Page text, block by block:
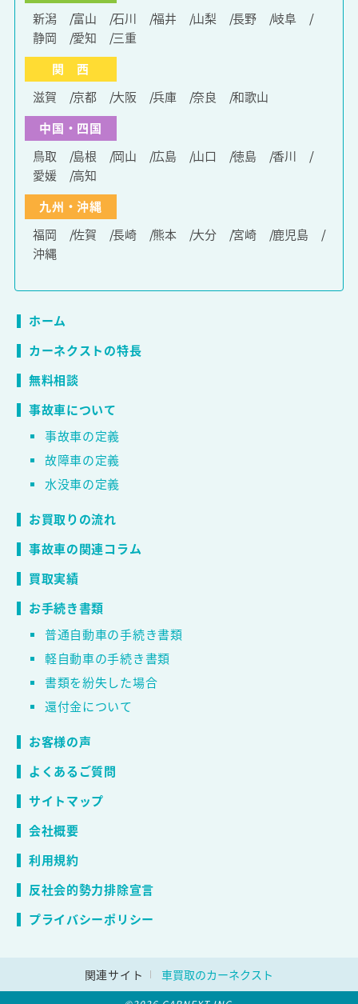
新潟
富山 石川 福井 山梨 長野
岐阜
静岡
愛知
三重
関 西
滋賀
京都 大阪 兵庫 奈良
和歌山
中国・四国
鳥取
島根 岡山 広島 山口 徳島
香川
愛媛
高知
九州・沖縄
福岡
佐賀 長崎 熊本 大分 宮崎
鹿児島
沖縄
ホーム
カーネクストの特長
無料相談
事故車について
事故車の定義
故障車の定義
水没車の定義
お買取りの流れ
事故車の関連コラム
買取実績
お手続き書類
普通自動車の手続き書類
軽自動車の手続き書類
書類を紛失した場合
還付金について
お客様の声
よくあるご質問
サイトマップ
会社概要
利用規約
反社会的勢力排除宣言
プライバシーポリシー
関連サイト 車買取のカーネクスト